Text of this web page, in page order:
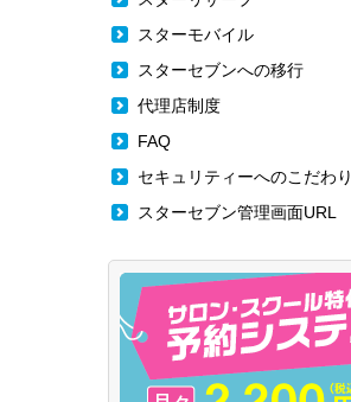
スターモバイル
スターセブンへの移行
代理店制度
FAQ
セキュリティーへのこだわり
スターセブン管理画面URL